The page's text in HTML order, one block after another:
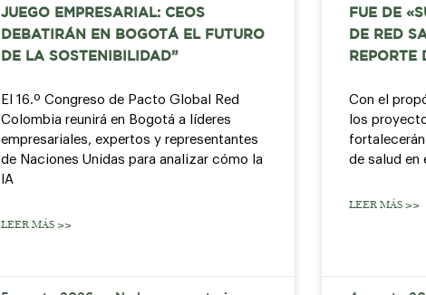
JUEGO EMPRESARIAL: CEOS
DEBATIRÁN EN BOGOTÁ EL FUTURO
DE LA SOSTENIBILIDAD”
El 16.º Congreso de Pacto Global Red
Colombia reunirá en Bogotá a líderes
empresariales, expertos y representantes
de Naciones Unidas para analizar cómo la
IA
LEER MÁS >>
FUE DE
DE RED
REPORTE
Con el
los
de salud en
LEER MÁS >>